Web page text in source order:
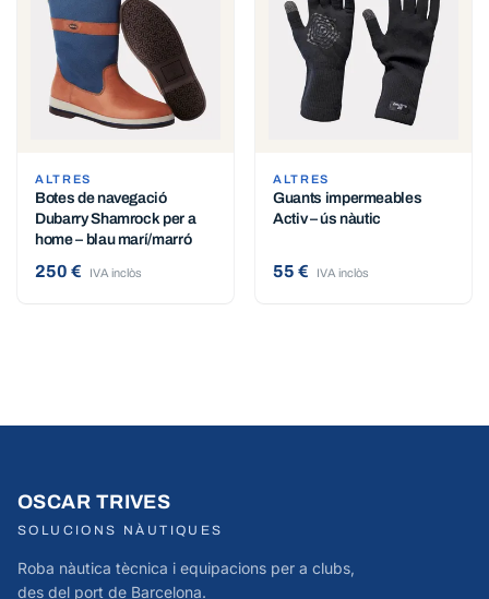
ALTRES
Botes de navegació
Dubarry Shamrock per a
home – blau marí/marró
250 € IVA inclòs
ALTRES
Guants impermeables
Activ – ús nàutic
55 € IVA inclòs
OSCAR TRIVES
SOLUCIONS NÀUTIQUES
Roba nàutica tècnica i equipacions per a clubs,
des del port de Barcelona.